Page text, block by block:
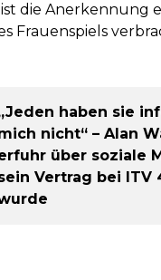
die Anerkennung
Frauenspiels
haben sie
nicht“ – Alan
über soziale
Vertrag bei ITV